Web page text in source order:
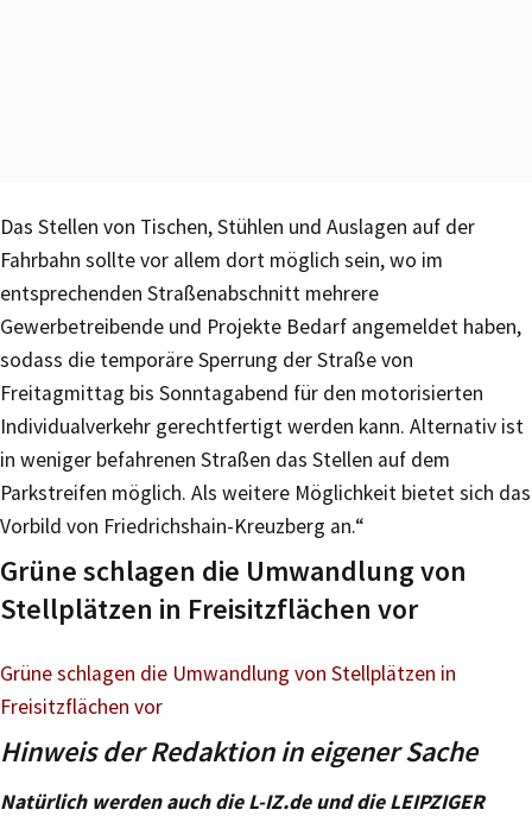
Das Stellen von Tischen, Stühlen und Auslagen auf der
Fahrbahn sollte vor allem dort möglich sein, wo im
entsprechenden Straßenabschnitt mehrere
Gewerbetreibende und Projekte Bedarf angemeldet haben,
sodass die temporäre Sperrung der Straße von
Freitagmittag bis Sonntagabend für den motorisierten
Individualverkehr gerechtfertigt werden kann. Alternativ ist
in weniger befahrenen Straßen das Stellen auf dem
Parkstreifen möglich. Als weitere Möglichkeit bietet sich das
Vorbild von Friedrichshain-Kreuzberg an.“
Grüne schlagen die Umwandlung von
Stellplätzen in Freisitzflächen vor
Grüne schlagen die Umwandlung von Stellplätzen in
Freisitzflächen vor
Hinweis der Redaktion in eigener Sache
Natürlich werden auch die L-IZ.de und die LEIPZIGER